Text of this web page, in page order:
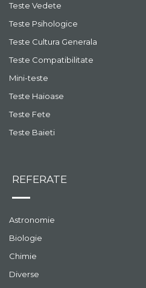
Teste Vedete
Teste Psihologice
Teste Cultura Generala
Teste Compatibilitate
Mini-teste
Teste Haioase
Teste Fete
Teste Baieti
REFERATE
Astronomie
Biologie
Chimie
Diverse